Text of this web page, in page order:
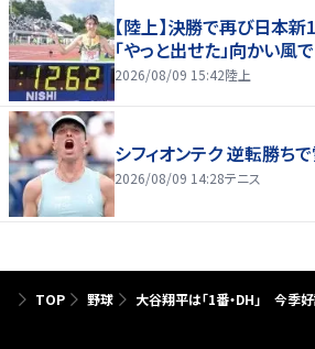
【陸上】決勝で再び日本
「やっと出せた」向かい風
2026/08/09 15:42陸上
シフィオンテク 逆転勝ち
2026/08/09 14:28テニス
TOP 野球 大谷翔平は「1番・DH」 今季